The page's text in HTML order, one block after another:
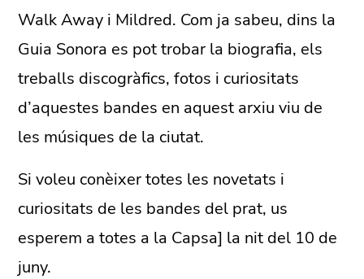
Walk Away i Mildred. Com ja sabeu, dins la
Guia Sonora es pot trobar la biografia, els
treballs discogràfics, fotos i curiositats
d’aquestes bandes en aquest arxiu viu de
les músiques de la ciutat.
Si voleu conèixer totes les novetats i
curiositats de les bandes del prat, us
esperem a totes a la Capsa] la nit del 10 de
juny.